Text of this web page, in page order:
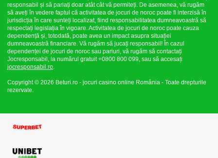
responsabil și să pariați doar atât cât vă permiteți. De asemenea, vă rugăm
să aveți în vedere faptul că activitatea de jocuri de noroc poate fi interzisă în
jurisdicția în care sunteți localizat, fiind responsabilitatea dumneavoastră să
respectați legislația în vigoare. Activitatea de jocuri de noroc poate cauza
dependență și, totodată, poate avea un impact asupra situației
dumneavoastră financiare. Vă rugăm să jucați responsabil! În cazul
dependenței de jocuri de noroc sau pariuri, vă rugăm să contactați
Jocresponsabil, la numărul gratuit +0800 800 099, sau să accesați
jocresponsabil.ro
Copyright © 2026 Beturi.ro - jocuri casino online România - Toate drepturile
rezervate.